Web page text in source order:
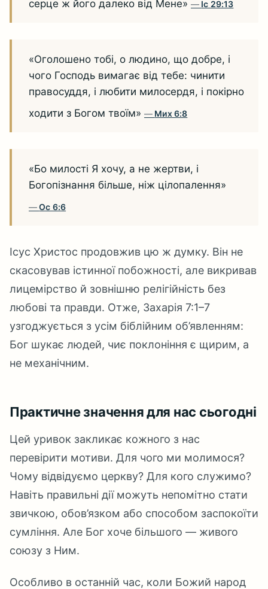
серце ж його далеко від Мене» Іс 29:13
«Оголошено тобі, о людино, що добре, і
чого Господь вимагає від тебе: чинити
правосуддя, і любити милосердя, і покірно
ходити з Богом твоїм»
Мих 6:8
«Бо милості Я хочу, а не жертви, і
Богопізнання більше, ніж цілопалення»
Ос 6:6
Ісус Христос продовжив цю ж думку. Він не
скасовував істинної побожності, але викривав
лицемірство й зовнішню релігійність без
любові та правди. Отже, Захарія 7:1–7
узгоджується з усім біблійним об’явленням:
Бог шукає людей, чиє поклоніння є щирим, а
не механічним.
Практичне значення для нас сьогодні
Цей уривок закликає кожного з нас
перевірити мотиви. Для чого ми молимося?
Чому відвідуємо церкву? Для кого служимо?
Навіть правильні дії можуть непомітно стати
звичкою, обов’язком або способом заспокоїти
сумління. Але Бог хоче більшого — живого
союзу з Ним.
Особливо в останній час, коли Божий народ